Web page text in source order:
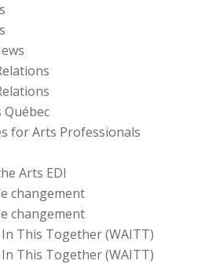
Québec
for Arts Professionals
Arts EDI
changement
changement
This Together (WAITT)
This Together (WAITT)